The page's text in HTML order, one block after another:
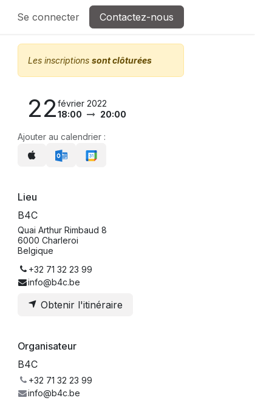
Se connecter Contactez-nous
Les inscriptions sont clôturées
22février 2022
18:00
20:00
Ajouter au calendrier :
Lieu
B4C
Quai Arthur Rimbaud 8
6000 Charleroi
Belgique
+32 71 32 23 99
info@b4c.be
Obtenir l'itinéraire
Organisateur
B4C
+32 71 32 23 99
info@b4c.be